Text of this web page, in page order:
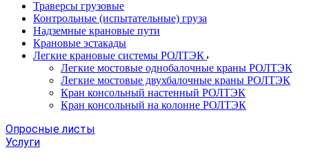
Траверсы грузовые
Контрольные (испытательные) груза
Надземные крановые пути
Крановые эстакады
Легкие крановые системы РОЛТЭК
Легкие мостовые однобалочные краны РОЛТЭК
Легкие мостовые двухбалочные краны РОЛТЭК
Кран консольный настенный РОЛТЭК
Кран консольный на колонне РОЛТЭК
Опросные листы
Услуги